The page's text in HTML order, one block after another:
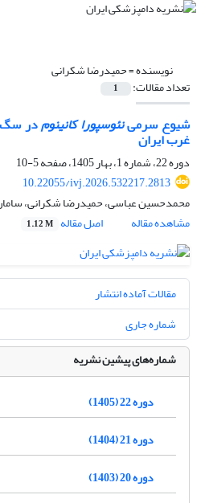
نویسنده =حمیدرضا شکرانی
تعداد مقالات: 1
شیوع سرمینئوسپورا کانینومدر سگ
غرب ایران
دوره 22، شماره 1، بهار 1405، صفحه
5-10
10.22055/ivj.2026.532217.2813
محمدحسین عباسی، حمیدرضا شکرانی،
مشاهده مقاله
اصل مقاله 1.12 M
مقالات آماده انتشار
شماره جاری
شماره‌های پیشین نشریه
دوره 22 (1405)
دوره 21 (1404)
دوره 20 (1403)